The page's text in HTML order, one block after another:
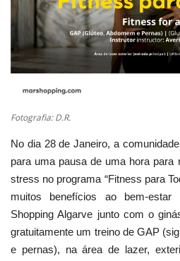
Educação
Estatuto Editorial
Saúde
Ficha técnica
Cultura
Lazer
Ambiente
Fotografia: D.R.
No dia 28 de Janeiro, a
para uma pausa de uma hora para
stress no programa “Fitness para
muitos benefícios ao bem-
Shopping Algarve junto com o
gratuitamente um treino de GAP
e pernas), na área de lazer,